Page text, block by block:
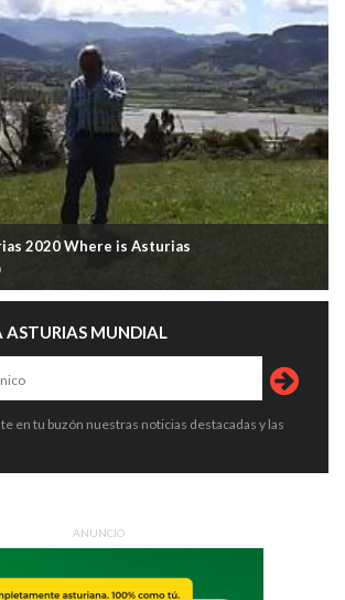
2020 Where is Asturias
ASTURIAS MUNDIAL
en tu buzón nuestras noticias destacadas y las
ANUNCIO